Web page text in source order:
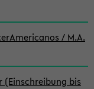
/ M.A.
bis